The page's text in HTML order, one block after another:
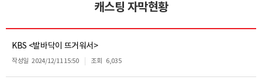
캐스팅 자막현황
KBS <발바닥이 뜨거워서>
작성일 2024/12/11 15:50 조회 6,035